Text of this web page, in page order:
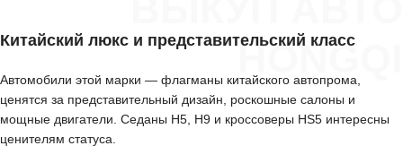
HONGQI
Китайский люкс и представительский класс
Автомобили этой марки — флагманы китайского автопрома,
ценятся за представительный дизайн, роскошные салоны и
мощные двигатели. Седаны H5, H9 и кроссоверы HS5 интересны
ценителям статуса.